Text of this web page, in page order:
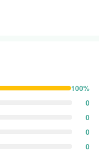
100%
0
0
0
0